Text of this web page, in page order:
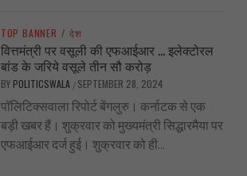
TOP BANNER / देश
वित्तमंत्री पर वसूली की एफआईआर … इलेक्टोरल
बांड के जरिये वसूले तीन सौ करोड़
BY POLITICSWALA / SEPTEMBER 28, 2024
पॉलिटिक्सवाला रिपोर्ट बेंगलुरु। कर्नाटक से एक
बड़ी खबर हैं। शुक्रवार को मुख्यमंत्री सिद्धारमैया पर
एफआईआर दर्ज हुई। शुक्रवार को ही...